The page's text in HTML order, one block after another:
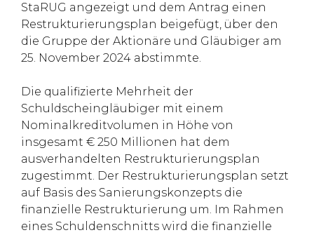
StaRUG angezeigt und dem Antrag einen
Restrukturierungsplan beigefügt, über den
die Gruppe der Aktionäre und Gläubiger am
25. November 2024 abstimmte.
Die qualifizierte Mehrheit der
Schuldscheingläubiger mit einem
Nominalkreditvolumen in Höhe von
insgesamt € 250 Millionen hat dem
ausverhandelten Restrukturierungsplan
zugestimmt. Der Restrukturierungsplan setzt
auf Basis des Sanierungskonzepts die
finanzielle Restrukturierung um. Im Rahmen
eines Schuldenschnitts wird die finanzielle